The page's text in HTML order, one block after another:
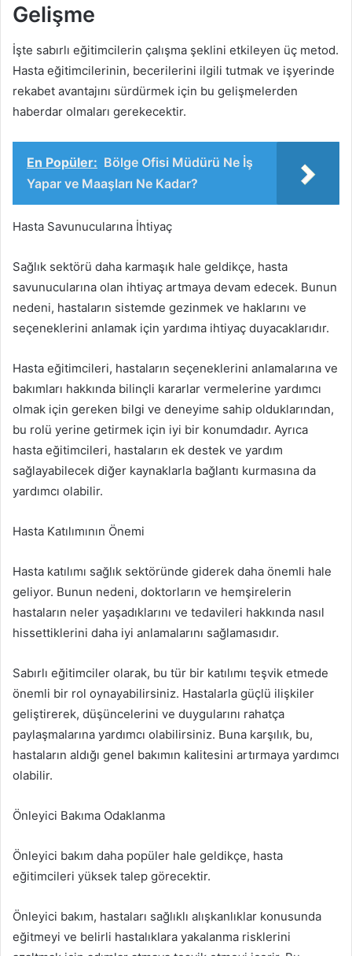
Gelişme
İşte sabırlı eğitimcilerin çalışma şeklini etkileyen üç metod.
Hasta eğitimcilerinin, becerilerini ilgili tutmak ve işyerinde
rekabet avantajını sürdürmek için bu gelişmelerden
haberdar olmaları gerekecektir.
En Popüler: Bölge Ofisi Müdürü Ne İş
Yapar ve Maaşları Ne Kadar?
Hasta Savunucularına İhtiyaç
Sağlık sektörü daha karmaşık hale geldikçe, hasta
savunucularına olan ihtiyaç artmaya devam edecek. Bunun
nedeni, hastaların sistemde gezinmek ve haklarını ve
seçeneklerini anlamak için yardıma ihtiyaç duyacaklarıdır.
Hasta eğitimcileri, hastaların seçeneklerini anlamalarına ve
bakımları hakkında bilinçli kararlar vermelerine yardımcı
olmak için gereken bilgi ve deneyime sahip olduklarından,
bu rolü yerine getirmek için iyi bir konumdadır. Ayrıca
hasta eğitimcileri, hastaların ek destek ve yardım
sağlayabilecek diğer kaynaklarla bağlantı kurmasına da
yardımcı olabilir.
Hasta Katılımının Önemi
Hasta katılımı sağlık sektöründe giderek daha önemli hale
geliyor. Bunun nedeni, doktorların ve hemşirelerin
hastaların neler yaşadıklarını ve tedavileri hakkında nasıl
hissettiklerini daha iyi anlamalarını sağlamasıdır.
Sabırlı eğitimciler olarak, bu tür bir katılımı teşvik etmede
önemli bir rol oynayabilirsiniz. Hastalarla güçlü ilişkiler
geliştirerek, düşüncelerini ve duygularını rahatça
paylaşmalarına yardımcı olabilirsiniz. Buna karşılık, bu,
hastaların aldığı genel bakımın kalitesini artırmaya yardımcı
olabilir.
Önleyici Bakıma Odaklanma
Önleyici bakım daha popüler hale geldikçe, hasta
eğitimcileri yüksek talep görecektir.
Önleyici bakım, hastaları sağlıklı alışkanlıklar konusunda
eğitmeyi ve belirli hastalıklara yakalanma risklerini